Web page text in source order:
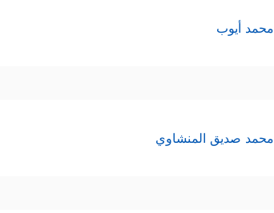
محمد أيوب
محمد صديق المنشاوي